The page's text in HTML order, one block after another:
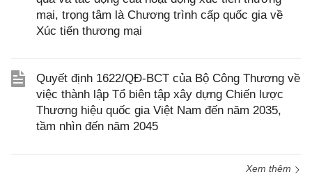
mại, trọng tâm là Chương trình cấp quốc gia về
Xúc tiến thương mại
Quyết định 1622/QĐ-BCT của Bộ Công Thương về
việc thành lập Tổ biên tập xây dựng Chiến lược
Thương hiệu quốc gia Việt Nam đến năm 2035,
tầm nhìn đến năm 2045
Xem thêm